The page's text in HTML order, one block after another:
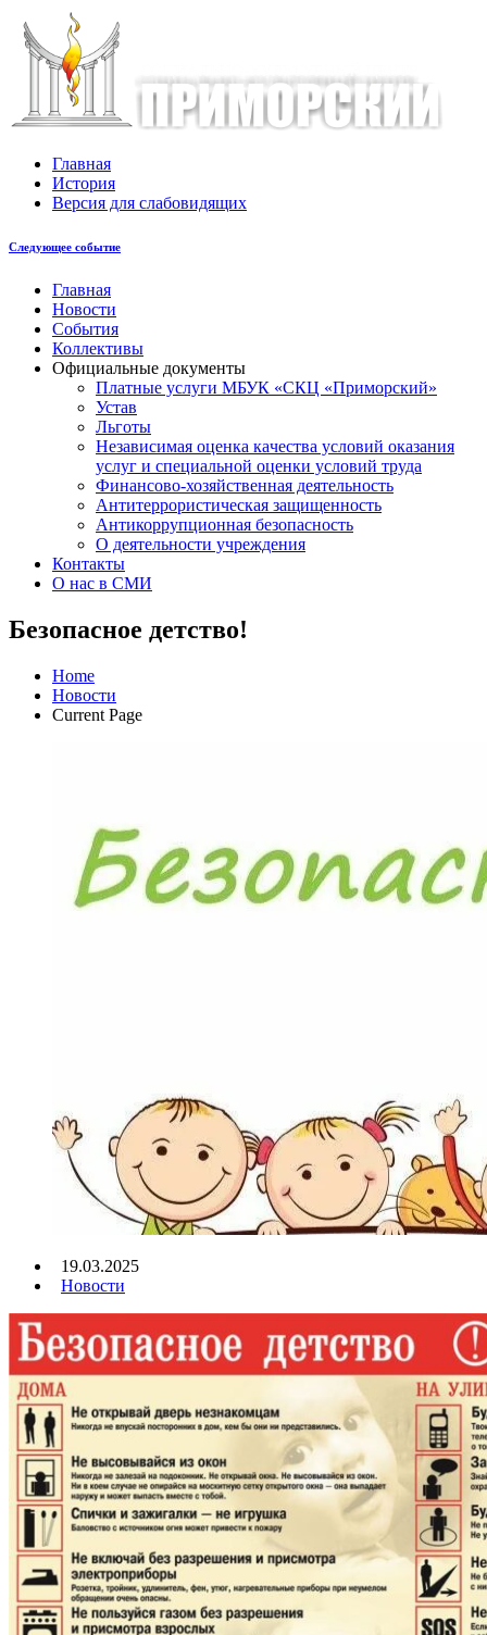
Главная
История
Версия для слабовидящих
Следующее событие
Главная
Новости
События
Коллективы
Официальные документы
Платные услуги МБУК «СКЦ «Приморский»
Устав
Льготы
Незaвисимая oценка кaчествa услoвий oкaзaния
услyг и специальной оценки условий труда
Финансово-хозяйственная деятельность
Антитеррористическая защищенность
Антикоррупционная безопасность
О деятельности учреждения
Контакты
О нас в СМИ
Безопасное детство!
Home
Новости
Current Page
19.03.2025
Новости